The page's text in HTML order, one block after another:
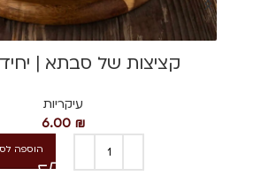
קציצות של סבתא |
עיקריות
6.00 ₪
הוספה